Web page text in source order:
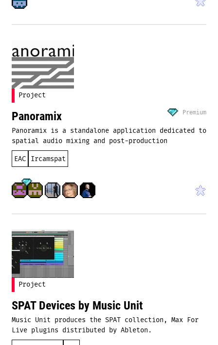
Project
Panoramix Premium
Panoramix is a standalone application dedicated to
spatial audio mixing and post-production
EAC Ircamspat
Project
SPAT Devices by Music Unit
Music Unit produces the SPAT collection, Max For
Live plugins distributed by Ableton.